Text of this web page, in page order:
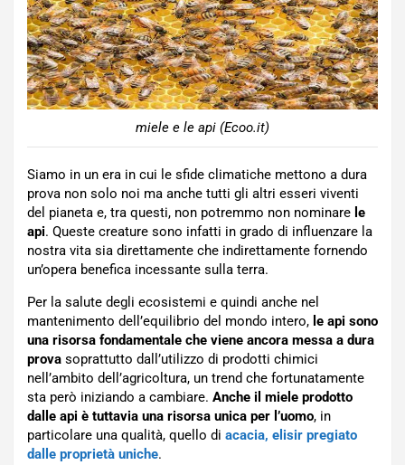
miele e le api (Ecoo.it)
Siamo in un era in cui le sfide climatiche mettono a dura
prova non solo noi ma anche tutti gli altri esseri viventi
del pianeta e, tra questi, non potremmo non nominare le
api. Queste creature sono infatti in grado di influenzare la
nostra vita sia direttamente che indirettamente fornendo
un’opera benefica incessante sulla terra.
Per la salute degli ecosistemi e quindi anche nel
mantenimento dell’equilibrio del mondo intero, le api sono
una risorsa fondamentale che viene ancora messa a dura
prova soprattutto dall’utilizzo di prodotti chimici
nell’ambito dell’agricoltura, un trend che fortunatamente
sta però iniziando a cambiare. Anche il miele prodotto
dalle api è tuttavia una risorsa unica per l’uomo, in
particolare una qualità, quello di acacia, elisir pregiato
dalle proprietà uniche.